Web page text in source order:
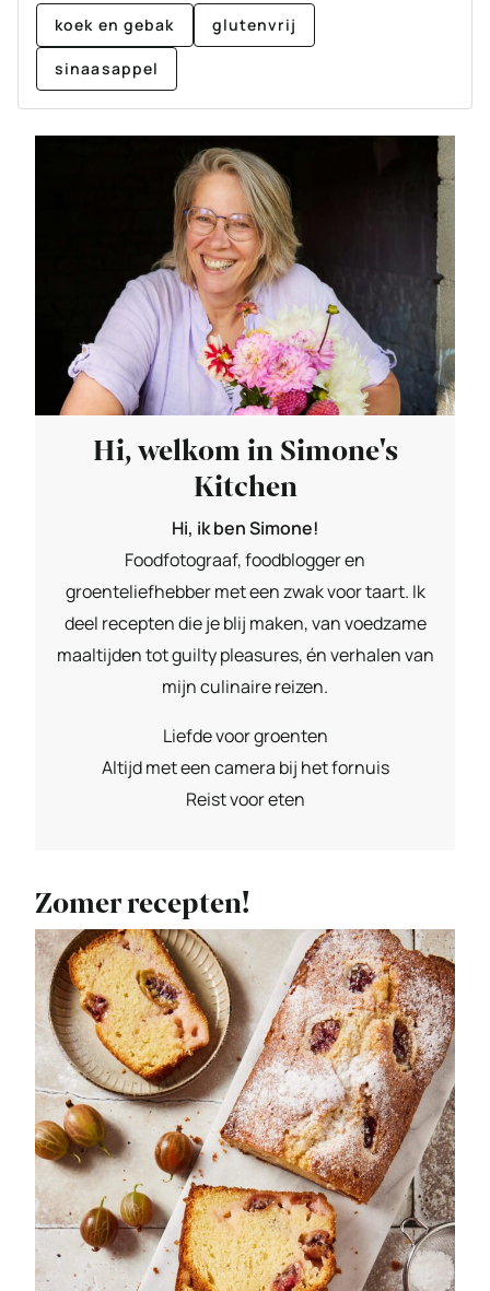
koek en gebak glutenvrij
sinaasappel
Hi, welkom in Simone's
Kitchen
Hi, ik ben Simone!
Foodfotograaf, foodblogger en
groenteliefhebber met een zwak voor taart. Ik
deel recepten die je blij maken, van voedzame
maaltijden tot guilty pleasures, én verhalen van
mijn culinaire reizen.
Liefde voor groenten
Altijd met een camera bij het fornuis
Reist voor eten
Zomer recepten!